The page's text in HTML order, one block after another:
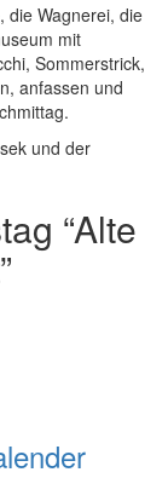
die Wagnerei, die
mit
Sommerstrick,
anfassen und
und der
“Alte